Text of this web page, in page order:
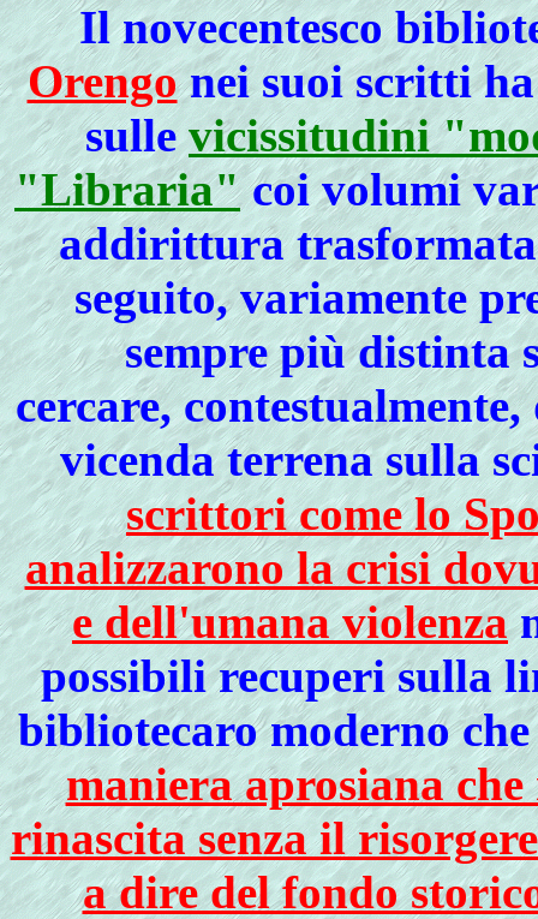
Il novecentesco
Orengonei suoi scritti
sullevicissitudini
"Libraria"coi volumi
addirittura
seguito, variamente
sempre più distinta
cercare,
vicenda terrena sulla
scrittori come lo
analizzarono la crisi
e dell'umana violenza
possibili recuperi sulla
bibliotecaro moderno
maniera aprosiana che
rinascita senza il
a dire del fondo